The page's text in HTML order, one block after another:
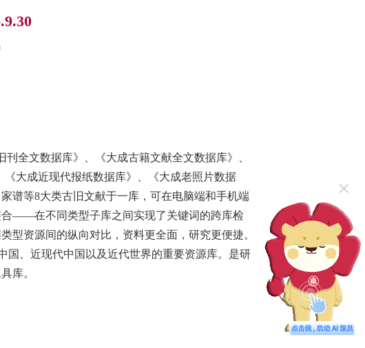
×
全文数据库》、《大成古籍文献全文数据库》、
大成近现代报纸数据库》、《大成老照片数据
谱等8大类古旧文献于一库，可在电脑端和手机端
合——在不同类型子库之间实现了关键词的跨库检
型资源间的纵向对比，资料更全面，研究更便捷。
国、近现代中国以及近代世界的重要资源库。是研
库。